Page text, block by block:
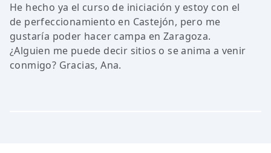
He hecho ya el curso de iniciación y estoy con el
de perfeccionamiento en Castejón, pero me
gustaría poder hacer campa en Zaragoza.
¿Alguien me puede decir sitios o se anima a venir
conmigo? Gracias, Ana.